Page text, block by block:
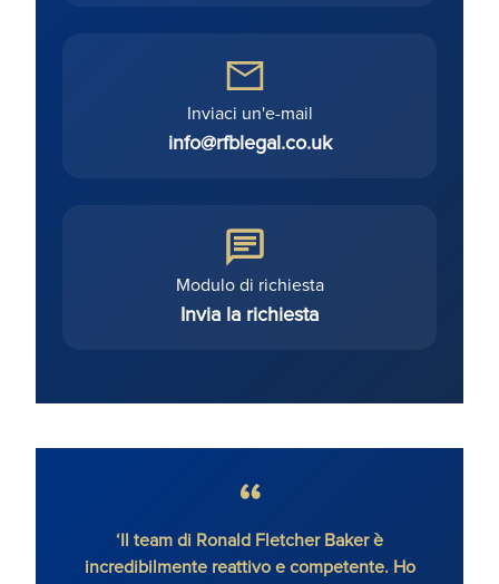
Inviaci un'e-mail
info@rfblegal.co.uk
Modulo di richiesta
Invia la richiesta
‘Il team di Ronald Fletcher Baker è
incredibilmente reattivo e competente. Ho